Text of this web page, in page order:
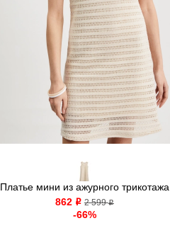
Платье мини из ажурного трикотажа
862 o 2 599o
-66%